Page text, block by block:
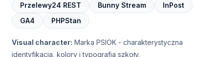
Przelewy24 REST
Bunny Stream
InPost
GA4
PHPStan
Visual character: Marka PSIOK - charakterystyczna
identyfikacja, kolory i typografia szkoły.